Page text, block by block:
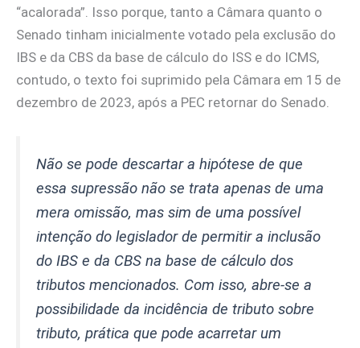
“acalorada”. Isso porque, tanto a Câmara quanto o
Senado tinham inicialmente votado pela exclusão do
IBS e da CBS da base de cálculo do ISS e do ICMS,
contudo, o texto foi suprimido pela Câmara em 15 de
dezembro de 2023, após a PEC retornar do Senado.
Não se pode descartar a hipótese de que
essa supressão não se trata apenas de uma
mera omissão, mas sim de uma possível
intenção do legislador de permitir a inclusão
do IBS e da CBS na base de cálculo dos
tributos mencionados. Com isso, abre-se a
possibilidade da incidência de tributo sobre
tributo, prática que pode acarretar um